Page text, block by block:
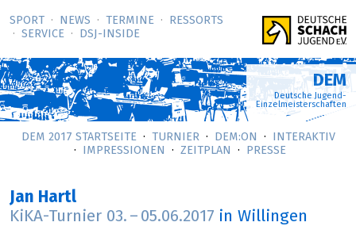
SPORT NEWS TERMINE
RESSORTS
SERVICE
DSJ-­INSIDE
DEM
Deutsche Jugend-
Einzelmeisterschaften
DEM 2017 STARTSEITE TURNIER DEM:ON
INTERAKTIV
IMPRESSIONEN
ZEITPLAN PRESSE
Jan Hartl
KiKA-Turnier 03. – 05.06.2017 in Willingen